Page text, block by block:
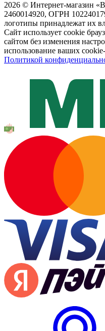
2026 © Интернет-
2460014920, ОГРН
логотипы принадлежат их
Сайт использует cookie
сайтом без изменения
использование ваших
Политикой